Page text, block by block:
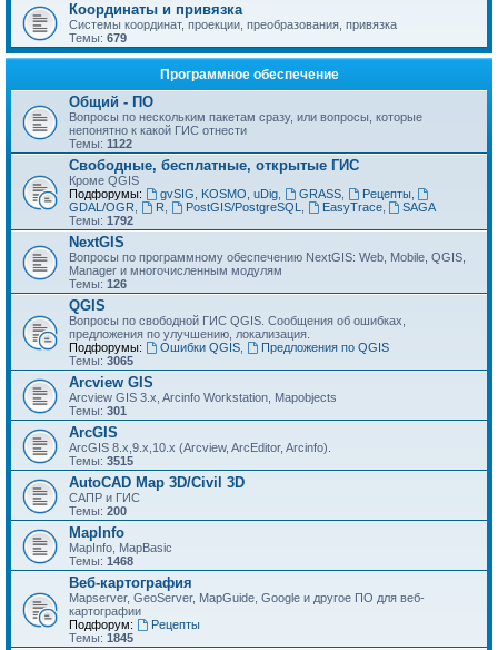
Координаты и привязка
Системы координат, проекции, преобразования, привязка
Темы: 679
Программное обеспечение
Общий - ПО
Вопросы по нескольким пакетам сразу, или вопросы, которые
непонятно к какой ГИС отнести
Темы: 1122
Свободные, бесплатные, открытые ГИС
Кроме QGIS
Подфорумы:
gvSIG, KOSMO, uDig, GRASS, Рецепты,
GDAL/OGR
R PostGIS/PostgreSQL EasyTrace,
SAGA
Темы: 1792
NextGIS
Вопросы по программному обеспечению NextGIS: Web, Mobile, QGIS,
Manager и многочисленным модулям
Темы: 126
QGIS
Вопросы по свободной ГИС QGIS. Сообщения об ошибках,
предложения по улучшению, локализация.
Подфорумы:
Ошибки QGIS,
Предложения по QGIS
Темы: 3065
Arcview GIS
Arcview GIS 3.x, Arcinfo Workstation, Mapobjects
Темы: 301
ArcGIS
ArcGIS 8.x,9.x,10.x (Arcview, ArcEditor, Arcinfo).
Темы: 3515
AutoCAD Map 3D/Civil 3D
САПР и ГИС
Темы: 200
MapInfo
MapInfo, MapBasic
Темы: 1468
Веб-картография
Mapserver, GeoServer, MapGuide, Google и другое ПО для веб-
картографии
Подфорум:
Рецепты
Темы: 1845